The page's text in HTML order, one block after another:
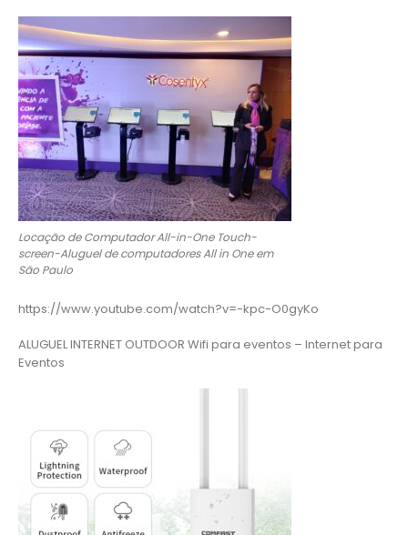
Locação de Computador All-in-One Touch-
screen-Aluguel de computadores All in One em
São Paulo
https://www.youtube.com/watch?v=-kpc-O0gyKo
ALUGUEL INTERNET OUTDOOR Wifi para eventos – Internet para
Eventos